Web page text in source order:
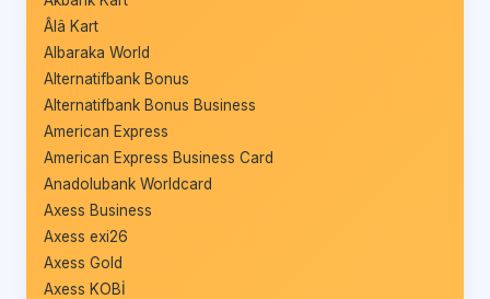
Âlâ Kart
Albaraka World
Alternatifbank Bonus
Alternatifbank Bonus Business
American Express
American Express Business Card
Anadolubank Worldcard
Axess Business
Axess exi26
Axess Gold
Axess KOBİ